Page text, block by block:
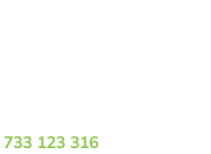
733 123 316